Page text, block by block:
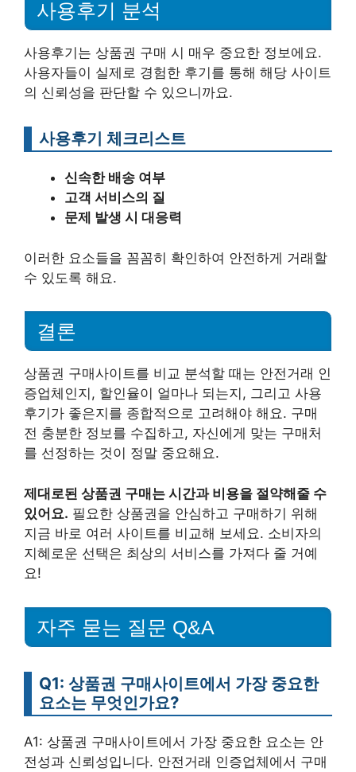
사용후기 분석
사용후기는 상품권 구매 시 매우 중요한 정보에요.
사용자들이 실제로 경험한 후기를 통해 해당 사이트
의 신뢰성을 판단할 수 있으니까요.
사용후기 체크리스트
신속한 배송 여부
고객 서비스의 질
문제 발생 시 대응력
이러한 요소들을 꼼꼼히 확인하여 안전하게 거래할
수 있도록 해요.
결론
상품권 구매사이트를 비교 분석할 때는 안전거래 인
증업체인지, 할인율이 얼마나 되는지, 그리고 사용
후기가 좋은지를 종합적으로 고려해야 해요. 구매
전 충분한 정보를 수집하고, 자신에게 맞는 구매처
를 선정하는 것이 정말 중요해요.
제대로된 상품권 구매는 시간과 비용을 절약해줄 수
있어요. 필요한 상품권을 안심하고 구매하기 위해
지금 바로 여러 사이트를 비교해 보세요. 소비자의
지혜로운 선택은 최상의 서비스를 가져다 줄 거예
요!
자주 묻는 질문 Q&A
Q1: 상품권 구매사이트에서 가장 중요한
요소는 무엇인가요?
A1: 상품권 구매사이트에서 가장 중요한 요소는 안
전성과 신뢰성입니다. 안전거래 인증업체에서 구매